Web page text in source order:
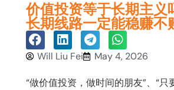
价值投资等于长期主义
长期线路一定能稳赚不
Will Liu Fei May 4, 2026
“做价值投资，做时间的朋友”、“只